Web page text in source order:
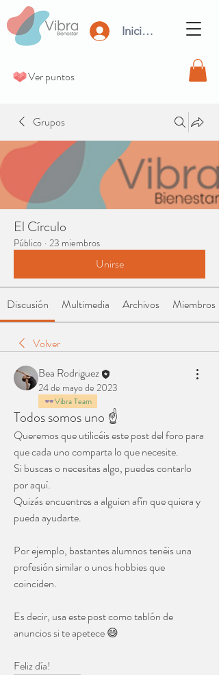
Iniciar Sesión
Ver puntos
Grupos
El Círculo
Público · 23 miembros
Unirse
Discusión Multimedia Archivos Miembros
Volver
Bea Rodriguez
24 de mayo de 2023
Vibra Team
Todos somos uno ☝️
Queremos que utilicéis este post del foro para
que cada uno comparta lo que necesite.
Si buscas o necesitas algo, puedes contarlo
por aquí.
Quizás encuentres a alguien afín que quiera y
pueda ayudarte.
Por ejemplo, bastantes alumnos tenéis una
profesión similar o unos hobbies que
coinciden.
Es decir, usa este post como tablón de
anuncios si te apetece 😄
Feliz día!